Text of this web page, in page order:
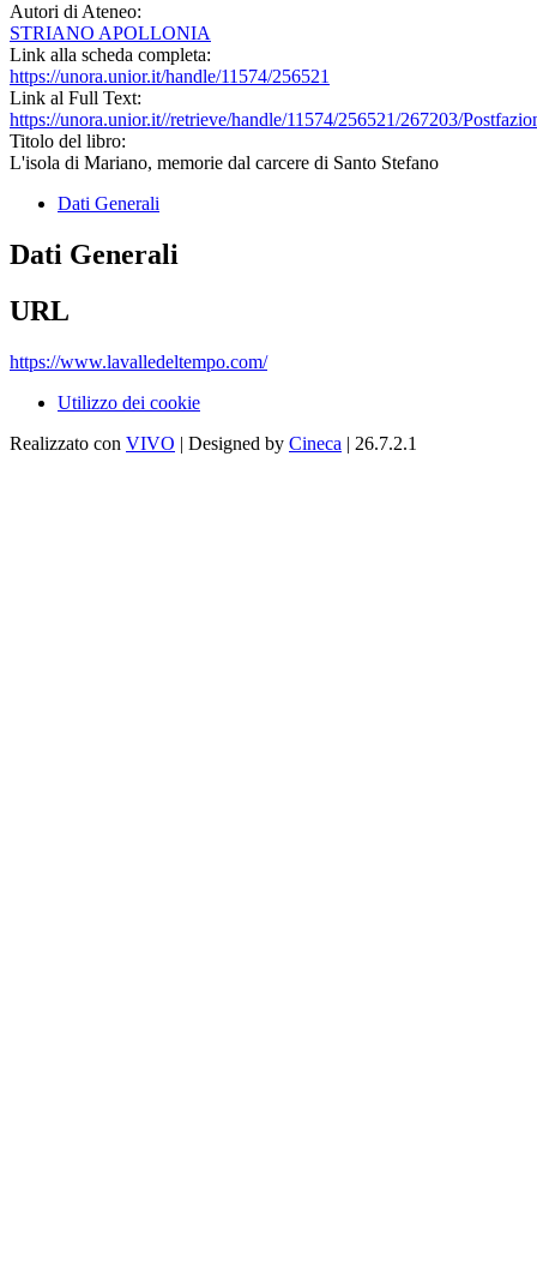
Autori di Ateneo:
STRIANO APOLLONIA
Link alla scheda completa:
https://unora.unior.it/handle/11574/256521
Link al Full Text:
https://unora.unior.it//retrieve/handle/11574/256521/267203/
Titolo del libro:
L'isola di Mariano, memorie dal carcere di Santo Stefano
Dati Generali
Dati Generali
URL
https://www.lavalledeltempo.com/
Utilizzo dei cookie
Realizzato con VIVO | Designed by Cineca | 26.7.2.1